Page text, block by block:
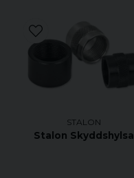
STALON
Stalon Skyddshylsa